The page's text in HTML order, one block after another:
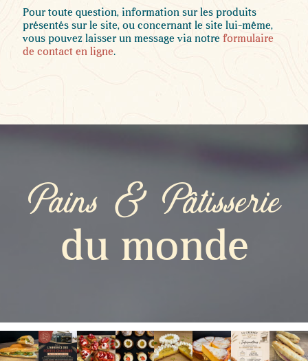
Pour toute question, information sur les produits
présentés sur le site, ou concernant le site lui-même,
vous pouvez laisser un message via notre formulaire
de contact en ligne.
Pains & Pâtisserie
du monde